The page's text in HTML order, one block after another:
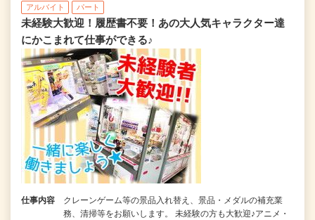
アルバイト パート
未経験大歓迎！履歴書不要！あの大人気キャラクター達
にかこまれて仕事ができる♪
仕事内容
クレーンゲーム等の景品入れ替え、景品・メダルの補充業
務、清掃等をお願いします。 未経験の方も大歓迎♪アニメ・